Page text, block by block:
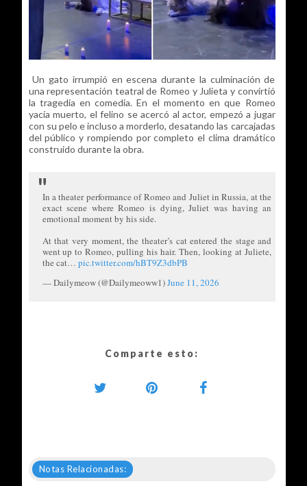
Un gato irrumpió en escena durante la culminación de
una representación teatral de Romeo y Julieta y convirtió
la tragedia en comedia. En el momento en que Romeo
yacía muerto, el felino se acercó al actor, empezó a jugar
con su pelo e incluso a morderlo, desatando las carcajadas
del público y rompiendo por completo el clima dramático
construido durante la obra.
In a theater performance of Romeo and Juliet in Russia, at the
exact scene where Romeo is dying, Juliet was having an
emotional moment by his side.
At that very moment, the theater’s cat entered the stage and
went up to Romeo, pulling his hair. Then, looking at Juliete,
the cat… pic.twitter.com/hBT9Z3dbPB
— Dailymeow (@Dailymeoww1)June 11, 2026
Comparte esto:
Notas Relacionadas: